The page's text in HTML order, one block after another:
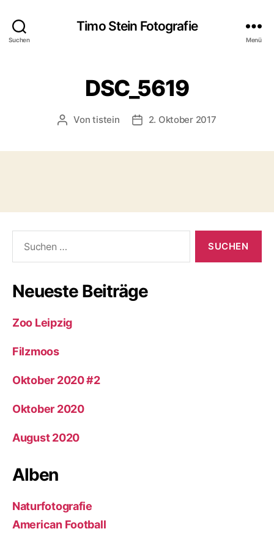
Suchen
Timo Stein Fotografie
Menü
DSC_5619
Beitragsautor
Vontistein Veröffentlichungsdatum
2. Oktober 2017
nach:
Neueste Beiträge
Zoo Leipzig
Filzmoos
Oktober 2020 #2
Oktober 2020
August 2020
Alben
Naturfotografie
American Football